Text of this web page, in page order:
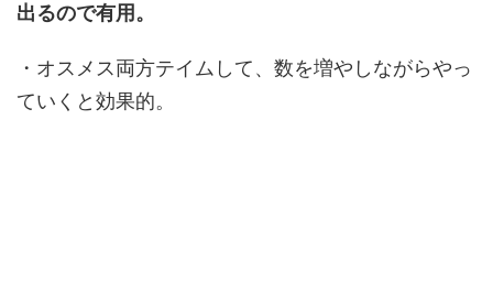
出るので有用。
・オスメス両方テイムして、数を増やしながらやっ
ていくと効果的。